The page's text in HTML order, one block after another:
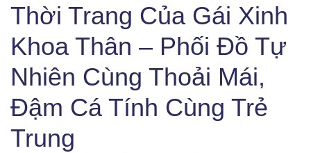
Thời Trang Của Gái Xinh
Khoa Thân – Phối Đồ Tự
Nhiên Cùng Thoải Mái,
Đậm Cá Tính Cùng Trẻ
Trung